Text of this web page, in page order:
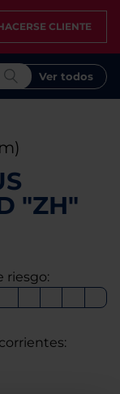
CLIENTE
Ver todos
"ZH"
riesgo: